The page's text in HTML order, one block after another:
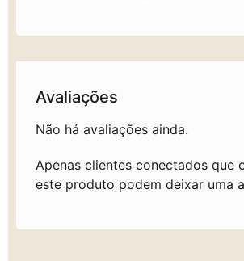
Avaliações
Não há avaliações ainda.
Apenas clientes conectados que
este produto podem deixar uma